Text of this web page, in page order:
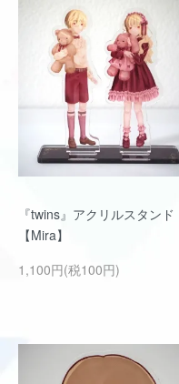
『twins』アクリルスタンド
【Mira】
1,100円(税100円)